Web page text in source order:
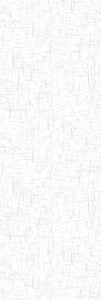
17/04/2014 ENIET
30/10/2014 ENIET
04/08/2010 ENIEG
30/11/2004 ENIEG
04/06/2015 ENIEG